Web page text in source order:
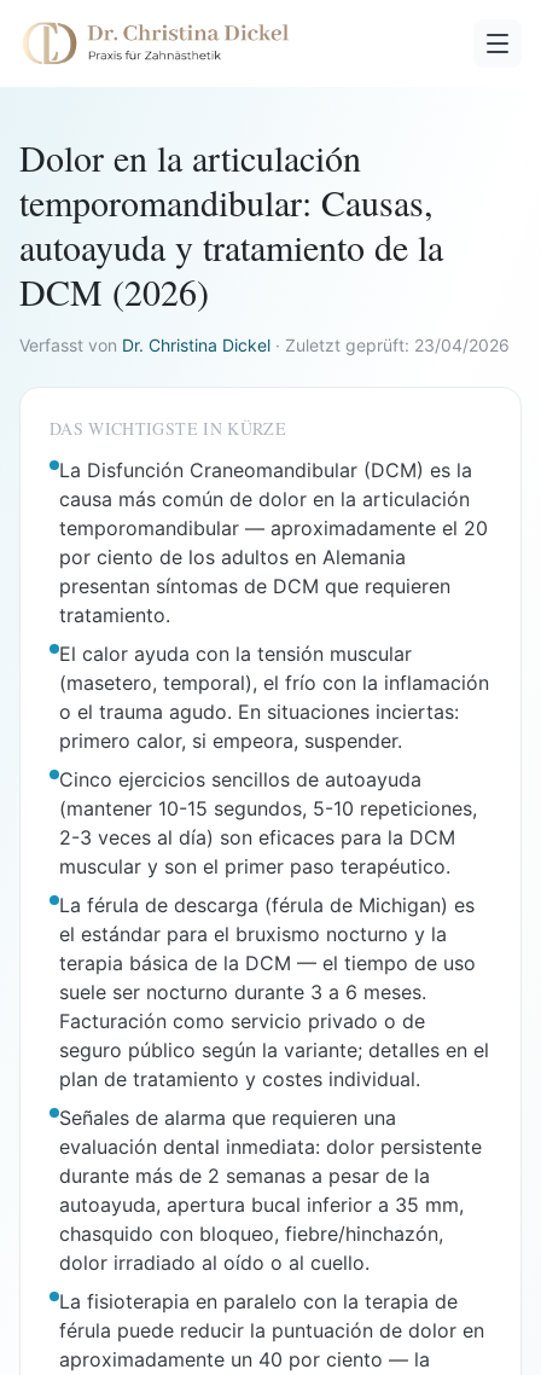
Dolor en la articulación
temporomandibular: Causas,
autoayuda y tratamiento de la
DCM (2026)
Verfasst von Dr. Christina Dickel · Zuletzt geprüft: 23/04/2026
DAS WICHTIGSTE IN KÜRZE
La Disfunción Craneomandibular (DCM) es la
causa más común de dolor en la articulación
temporomandibular — aproximadamente el 20
por ciento de los adultos en Alemania
presentan síntomas de DCM que requieren
tratamiento.
El calor ayuda con la tensión muscular
(masetero, temporal), el frío con la inflamación
o el trauma agudo. En situaciones inciertas:
primero calor, si empeora, suspender.
Cinco ejercicios sencillos de autoayuda
(mantener 10-15 segundos, 5-10 repeticiones,
2-3 veces al día) son eficaces para la DCM
muscular y son el primer paso terapéutico.
La férula de descarga (férula de Michigan) es
el estándar para el bruxismo nocturno y la
terapia básica de la DCM — el tiempo de uso
suele ser nocturno durante 3 a 6 meses.
Facturación como servicio privado o de
seguro público según la variante; detalles en el
plan de tratamiento y costes individual.
Señales de alarma que requieren una
evaluación dental inmediata: dolor persistente
durante más de 2 semanas a pesar de la
autoayuda, apertura bucal inferior a 35 mm,
chasquido con bloqueo, fiebre/hinchazón,
dolor irradiado al oído o al cuello.
La fisioterapia en paralelo con la terapia de
férula puede reducir la puntuación de dolor en
aproximadamente un 40 por ciento — la